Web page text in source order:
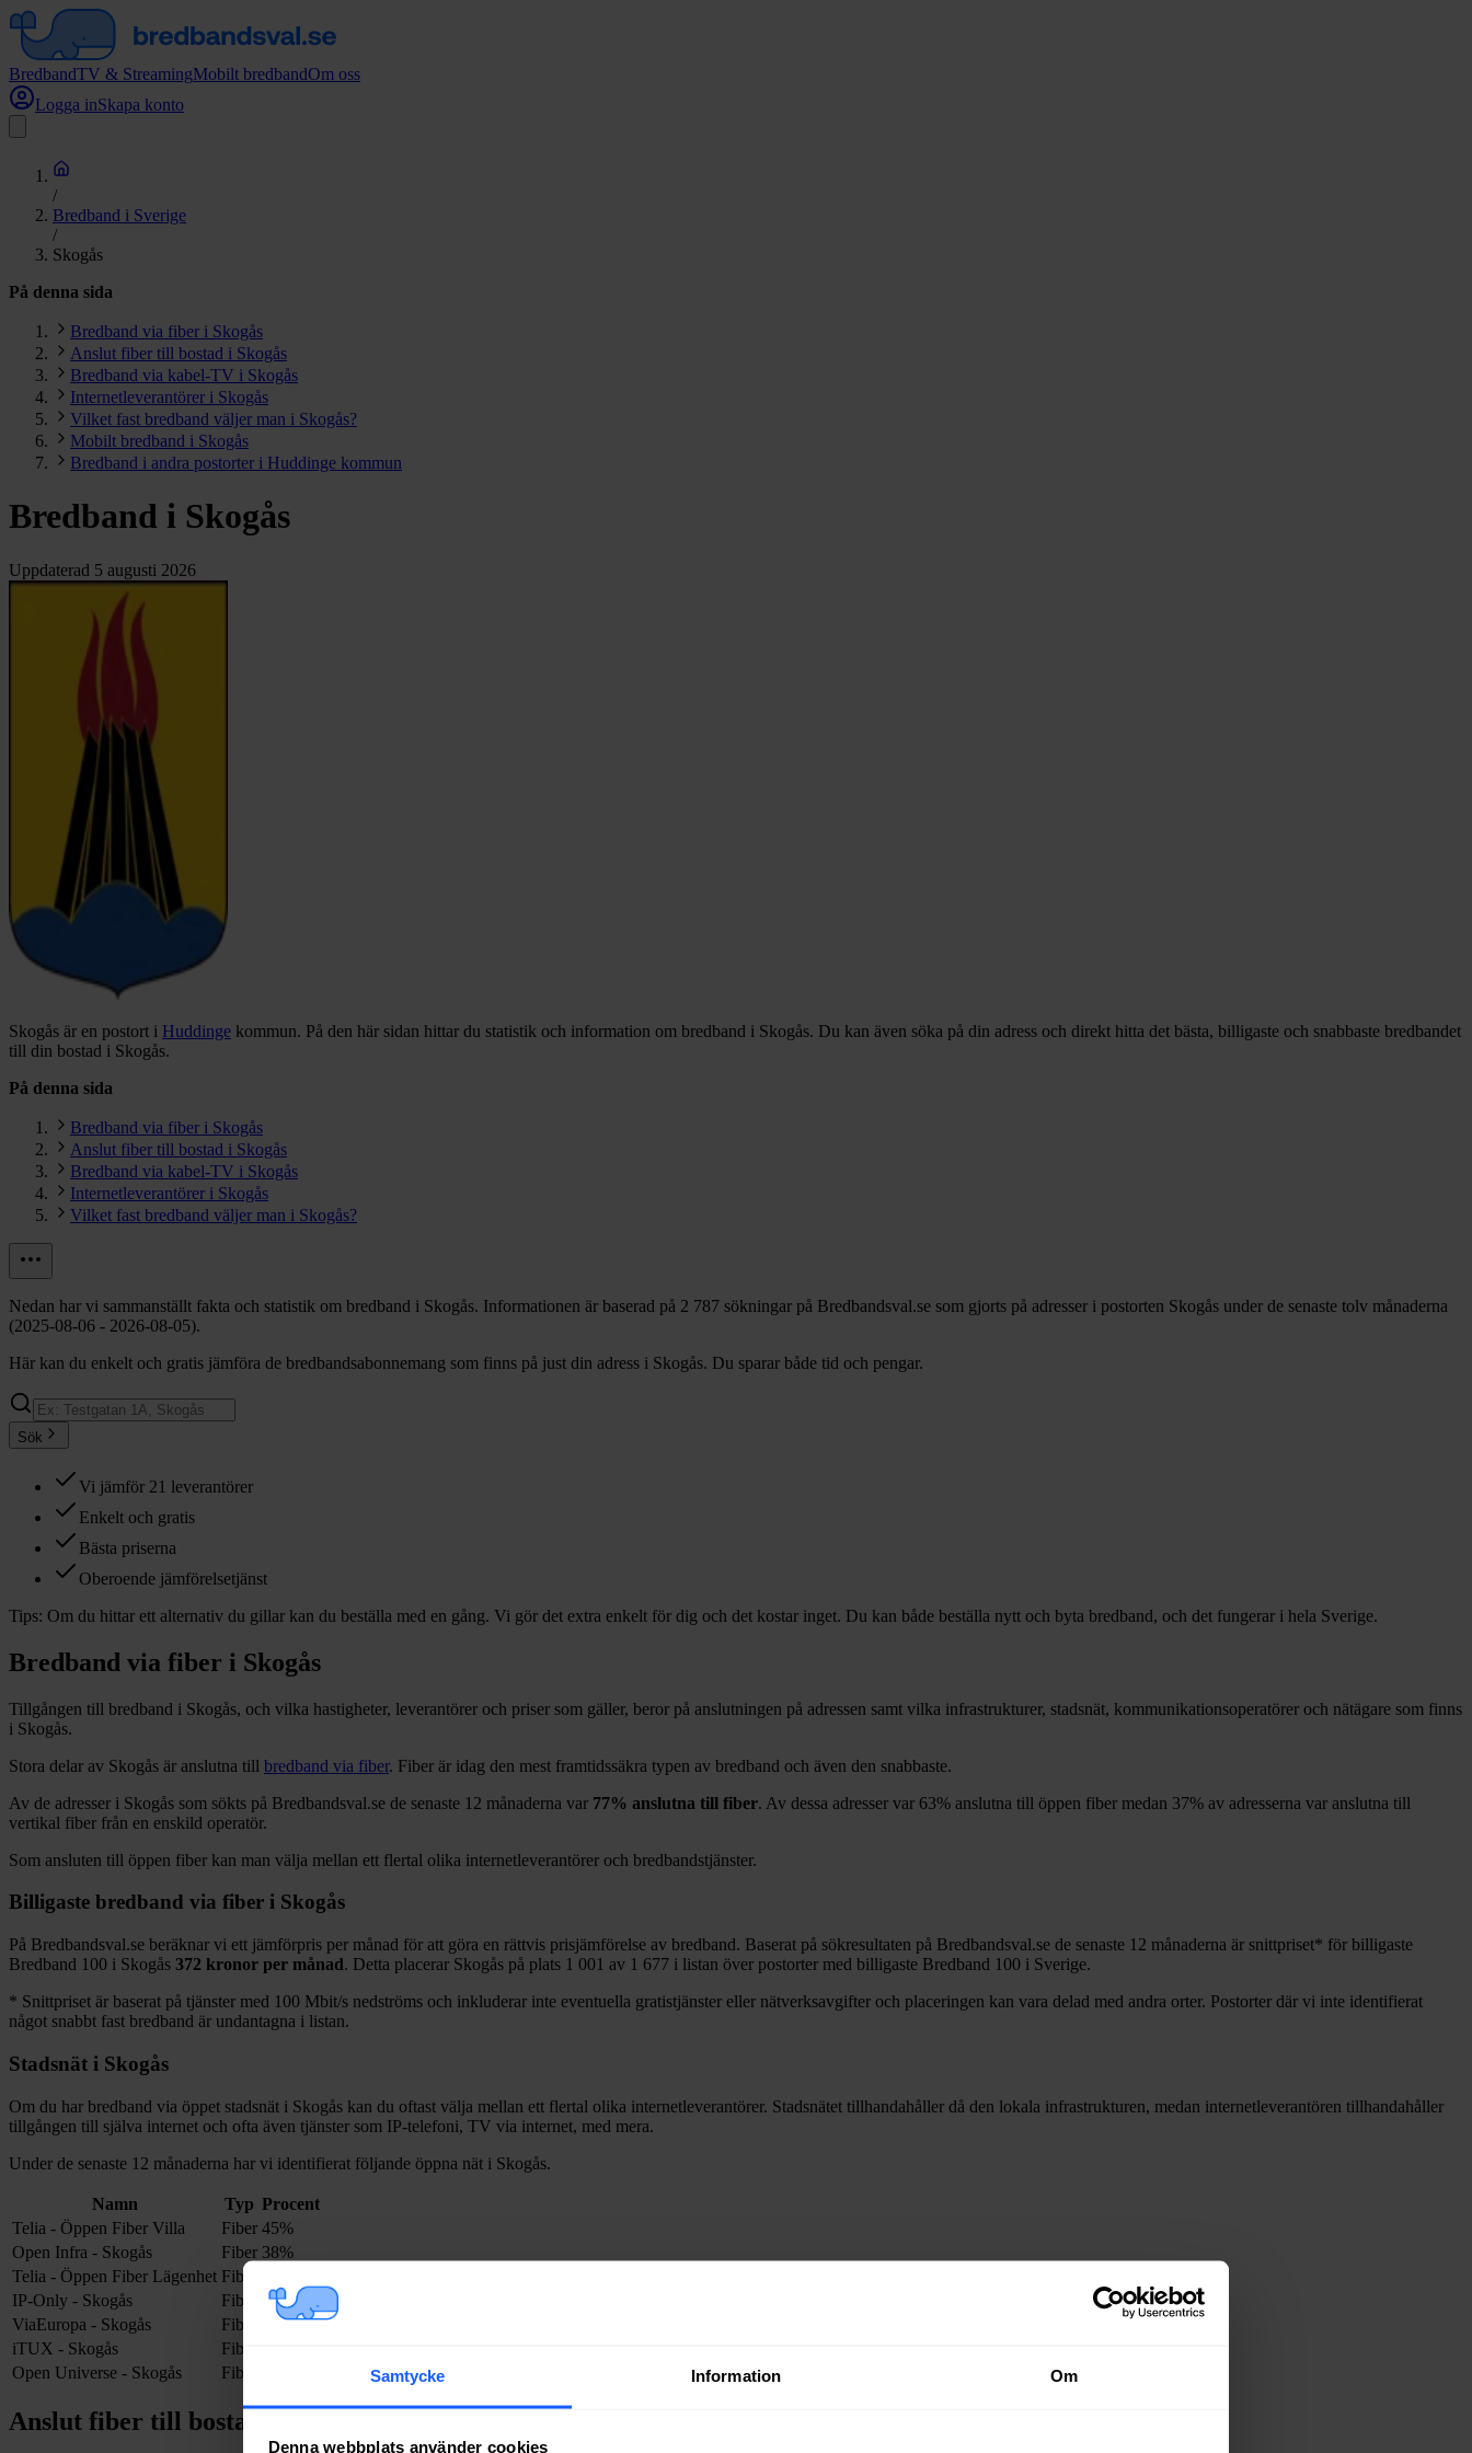
Samtycke Information Om
Denna webbplats använder cookies
BredbandTV & StreamingMobilt bredbandOm oss
Logga inSkapa konto
/
Bredband i Sverige
/
Skogås
På denna sida
Bredband via fiber i Skogås
Anslut fiber till bostad i Skogås
Bredband via kabel-TV i Skogås
Internetleverantörer i Skogås
Vilket fast bredband väljer man i Skogås?
Mobilt bredband i Skogås
Bredband i andra postorter i Huddinge kommun
Bredband i Skogås
Uppdaterad 5 augusti 2026
Skogås är en postort i Huddinge kommun. På den här sidan hittar du statistik och information om bredband i Skogås. Du kan även söka på din adress och direkt hitta det bästa, billigaste och snabbaste bredbandet
till din bostad i Skogås.
På denna sida
Bredband via fiber i Skogås
Anslut fiber till bostad i Skogås
Bredband via kabel-TV i Skogås
Internetleverantörer i Skogås
Vilket fast bredband väljer man i Skogås?
Nedan har vi sammanställt fakta och statistik om bredband i Skogås. Informationen är baserad på 2 787 sökningar på Bredbandsval.se som gjorts på adresser i postorten Skogås under de senaste tolv månaderna
(2025-08-06 - 2026-08-05).
Här kan du enkelt och gratis jämföra de bredbandsabonnemang som finns på just din adress i Skogås. Du sparar både tid och pengar.
Sök
Vi jämför 21 leverantörer
Enkelt och gratis
Bästa priserna
Oberoende jämförelsetjänst
Tips: Om du hittar ett alternativ du gillar kan du beställa med en gång. Vi gör det extra enkelt för dig och det kostar inget. Du kan både beställa nytt och byta bredband, och det fungerar i hela Sverige.
Bredband via fiber i Skogås
Tillgången till bredband i Skogås, och vilka hastigheter, leverantörer och priser som gäller, beror på anslutningen på adressen samt vilka infrastrukturer, stadsnät, kommunikationsoperatörer och nätägare som finns
i Skogås.
Stora delar av Skogås är anslutna till bredband via fiber. Fiber är idag den mest framtidssäkra typen av bredband och även den snabbaste.
Av de adresser i Skogås som sökts på Bredbandsval.se de senaste 12 månaderna var 77% anslutna till fiber. Av dessa adresser var 63% anslutna till öppen fiber medan 37% av adresserna var anslutna till
vertikal fiber från en enskild operatör.
Som ansluten till öppen fiber kan man välja mellan ett flertal olika internetleverantörer och bredbandstjänster.
Billigaste bredband via fiber i Skogås
På Bredbandsval.se beräknar vi ett jämförpris per månad för att göra en rättvis prisjämförelse av bredband. Baserat på sökresultaten på Bredbandsval.se de senaste 12 månaderna är snittpriset* för billigaste
Bredband 100 i Skogås 372 kronor per månad. Detta placerar Skogås på plats 1 001 av 1 677 i listan över postorter med billigaste Bredband 100 i Sverige.
* Snittpriset är baserat på tjänster med 100 Mbit/s nedströms och inkluderar inte eventuella gratistjänster eller nätverksavgifter och placeringen kan vara delad med andra orter. Postorter där vi inte identifierat
något snabbt fast bredband är undantagna i listan.
Stadsnät i Skogås
Om du har bredband via öppet stadsnät i Skogås kan du oftast välja mellan ett flertal olika internetleverantörer. Stadsnätet tillhandahåller då den lokala infrastrukturen, medan internetleverantören tillhandahåller
tillgången till själva internet och ofta även tjänster som IP-telefoni, TV via internet, med mera.
Under de senaste 12 månaderna har vi identifierat följande öppna nät i Skogås.
Namn Typ Procent
Telia - Öppen Fiber Villa
Fiber 45%
Open Infra - Skogås
Fiber 38%
Telia - Öppen Fiber Lägenhet Fiber
IP-Only - Skogås
Fiber
4%
ViaEuropa - Skogås
Fiber
3%
iTUX - Skogås
Fiber
Open Universe - Skogås
Fiber
Anslut fiber till bostad i